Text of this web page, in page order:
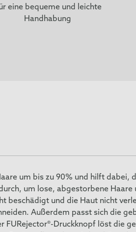
eine bequeme und leichte
Handhabung
um bis zu 90% und hilft dabei,
um lose, abgestorbene Haare
beschädigt und die Haut nicht
Außerdem passt sich die
FURejector®-Druckknopf löst die